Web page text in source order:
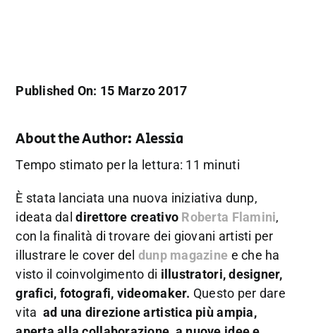
Published On: 15 Marzo 2017
About the Author: Alessia
Tempo stimato per la lettura: 11 minuti
È stata lanciata una nuova iniziativa dunp,
ideata daldirettore creativo Roberta Flamini,
con la finalità di trovare dei giovani artisti per
illustrare le cover del dunp magazine e che ha
visto il coinvolgimento di illustratori, designer,
grafici, fotografi, videomaker. Questo per dare
vita ad una direzione artistica più ampia,